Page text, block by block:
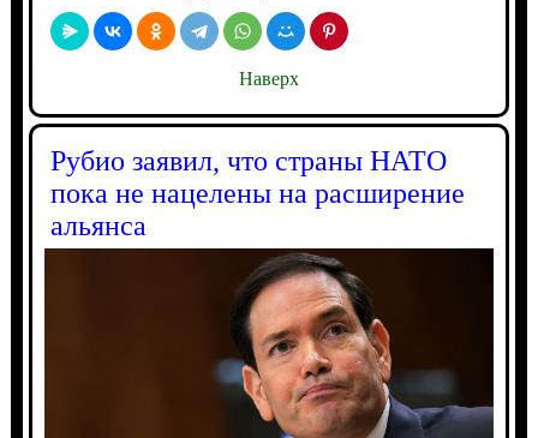
Наверх
Рубио заявил, что страны НАТО
пока не нацелены на расширение
альянса